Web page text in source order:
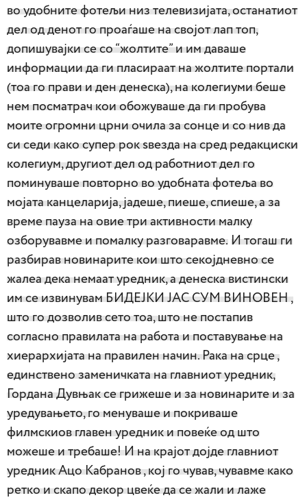
во удобните фотељи низ телевизијата, останатиот
дел од денот го проаѓаше на својот лап топ,
допишувајки се со “жолтите” и им даваше
информации да ги пласираат на жолтите портали
(тоа го прави и ден денеска), на колегиуми беше
нем посматрач кои обожуваше да ги пробува
моите огромни црни очила за сонце и со нив да
си седи како супер рок ѕвезда на сред редакциски
колегиум, другиот дел од работниот дел го
поминуваше повторно во удобната фотеља во
мојата канцеларија, јадеше, пиеше, спиеше, а за
време пауза на овие три активности малку
озборувавме и помалку разговаравме. И тогаш ги
разбирав новинарите кои што секојдневно се
жалеа дека немаат уредник, а денеска вистински
им се извинувам БИДЕЈКИ ЈАС СУМ ВИНОВЕН ,
што го дозволив сето тоа, што не постапив
согласно правилата на работа и поставување на
хиерархијата на правилен начин. Рака на срце ,
единствено заменичката на главниот уредник,
Гордана Дувњак се грижеше и за новинарите и за
уредувањето, го менуваше и покриваше
филмскиов главен уредник и повеќе од што
можеше и требаше! И на крајот дојде главниот
уредник Ацо Кабранов , кој го чував, чувавме како
ретко и скапо декор цвеќе да се жали и лаже